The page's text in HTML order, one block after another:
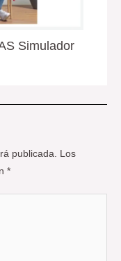
Simulador
publicada.
Los
*